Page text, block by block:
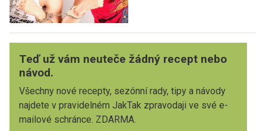
Teď už vám neuteče žádný recept nebo
návod.
Všechny nové recepty, sezónní rady, tipy a návody
najdete v pravidelném JakTak zpravodaji ve své e-
mailové schránce. ZDARMA.